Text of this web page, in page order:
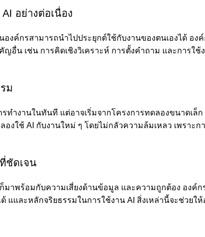
อย่างต่อเนื่อง
องค์กรสามารถนำไปประยุกต์ใช้กับงานของตนเองได้
น เช่น การคิดเชิงวิเคราะห์ การตั้งคำถาม และการใ
ม
ทำงานในทันที แต่อาจเริ่มจากโครงการทดลองขนาดเ
งใช้ AI กับงานใหม่ ๆ โดยไม่กลัวความล้มเหลว เพราะ
ชัดเจน
าพร้อมกับความเสี่ยงด้านข้อมูล และความถูกต้อง องค์
แและหลักจริยธรรมในการใช้งาน AI สิ่งเหล่านี้จะช่วย